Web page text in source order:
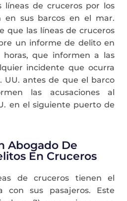
líneas de cruceros por los
en sus barcos en el mar.
que las líneas de cruceros
un informe de delito en
que informen a las
incidente que ocurra
UU. antes de que el barco
las acusaciones al
en el siguiente puerto de
Abogado De
En Cruceros
de cruceros tienen el
con sus pasajeros. Este